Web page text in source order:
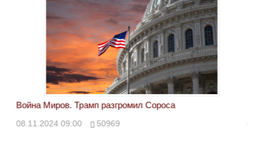
Война Миров. Трамп разгромил Сороса
08.11.2024 09:00 50969